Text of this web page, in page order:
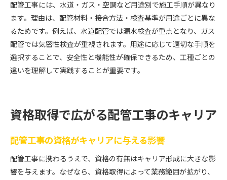
配管工事には、水道・ガス・空調など用途別で施工手順が異なり
ます。理由は、配管材料・接合方法・検査基準が用途ごとに異な
るためです。例えば、水道配管では漏水検査が重点となり、ガス
配管では気密性検査が重視されます。用途に応じて適切な手順を
選択することで、安全性と機能性が確保できるため、工種ごとの
違いを理解して実践することが重要です。
資格取得で広がる配管工事のキャリア
配管工事の資格がキャリアに与える影響
配管工事に携わるうえで、資格の有無はキャリア形成に大きな影
響を与えます。なぜなら、資格取得によって業務範囲が拡がり、